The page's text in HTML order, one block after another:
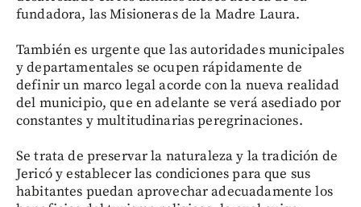
fundadora, las Misioneras de la Madre Laura.
También es urgente que las autoridades municipales
y departamentales se ocupen rápidamente de
definir un marco legal acorde con la nueva realidad
del municipio, que en adelante se verá asediado por
constantes y multitudinarias peregrinaciones.
Se trata de preservar la naturaleza y la tradición de
Jericó y establecer las condiciones para que sus
habitantes puedan aprovechar adecuadamente los